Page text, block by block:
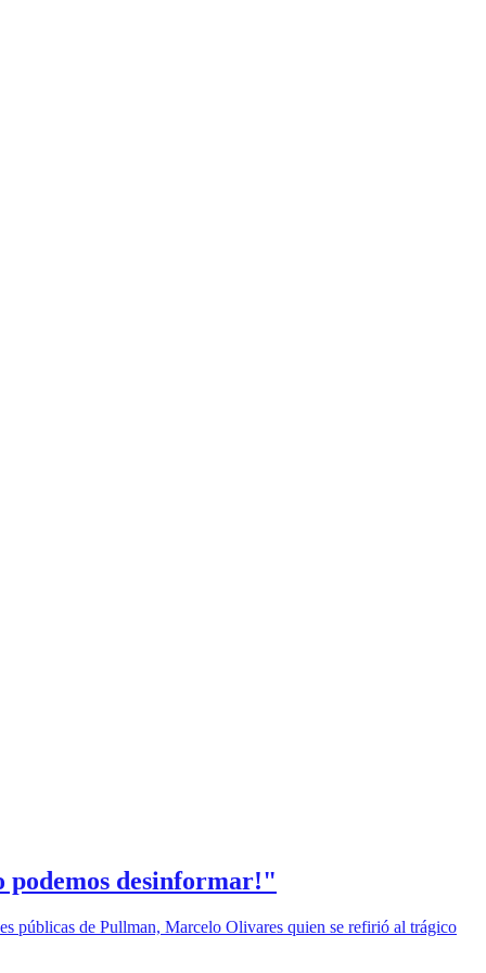
podemos desinformar!"
públicas de Pullman, Marcelo Olivares quien se refirió al trágico